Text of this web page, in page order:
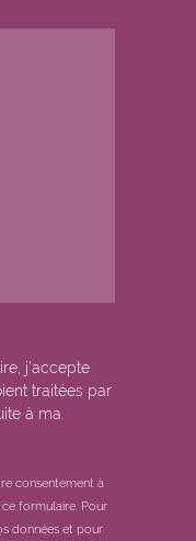
j'accepte
traitées par
à ma
consentement à
formulaire. Pour
données et pour